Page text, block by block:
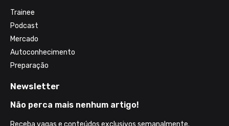
Trainee
Podcast
Mercado
Autoconhecimento
Preparação
Newsletter
Não perca mais nenhum artigo!